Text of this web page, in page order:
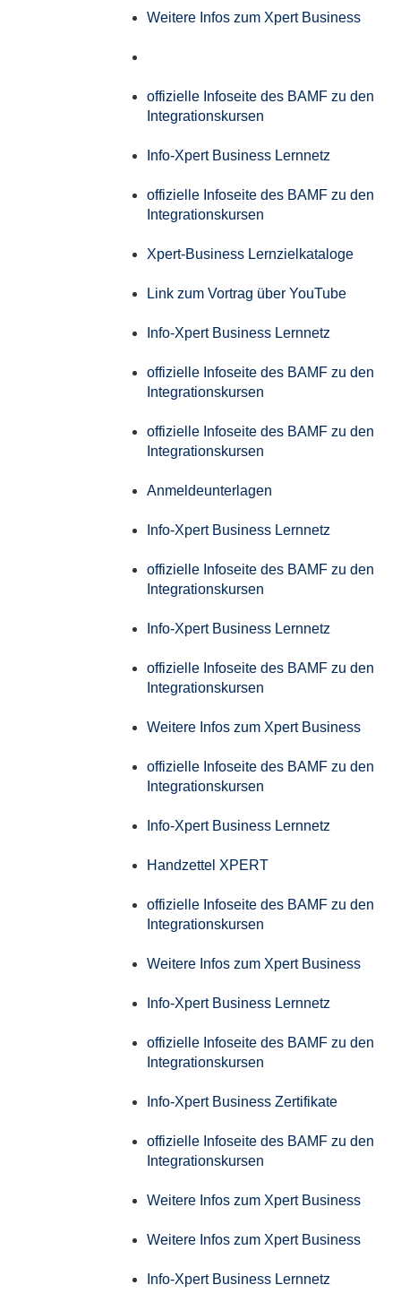
Weitere Infos zum Xpert Business
offizielle Infoseite des BAMF zu den
Integrationskursen
Info-Xpert Business Lernnetz
offizielle Infoseite des BAMF zu den
Integrationskursen
Xpert-Business Lernzielkataloge
Link zum Vortrag über YouTube
Info-Xpert Business Lernnetz
offizielle Infoseite des BAMF zu den
Integrationskursen
offizielle Infoseite des BAMF zu den
Integrationskursen
Anmeldeunterlagen
Info-Xpert Business Lernnetz
offizielle Infoseite des BAMF zu den
Integrationskursen
Info-Xpert Business Lernnetz
offizielle Infoseite des BAMF zu den
Integrationskursen
Weitere Infos zum Xpert Business
offizielle Infoseite des BAMF zu den
Integrationskursen
Info-Xpert Business Lernnetz
Handzettel XPERT
offizielle Infoseite des BAMF zu den
Integrationskursen
Weitere Infos zum Xpert Business
Info-Xpert Business Lernnetz
offizielle Infoseite des BAMF zu den
Integrationskursen
Info-Xpert Business Zertifikate
offizielle Infoseite des BAMF zu den
Integrationskursen
Weitere Infos zum Xpert Business
Weitere Infos zum Xpert Business
Info-Xpert Business Lernnetz